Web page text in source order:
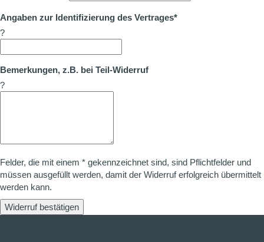
Angaben zur Identifizierung des Vertrages*
?
Bemerkungen, z.B. bei Teil-Widerruf
?
Felder, die mit einem * gekennzeichnet sind, sind Pflichtfelder und
müssen ausgefüllt werden, damit der Widerruf erfolgreich übermittelt
werden kann.
Widerruf bestätigen